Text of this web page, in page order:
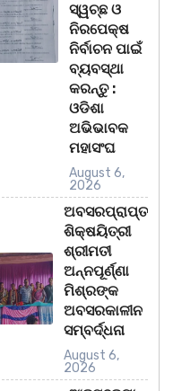
ସ୍ୱଚ୍ଛ ଓ
ନିରପେକ୍ଷ
ନିର୍ବାଚନ ପାଇଁ
ବ୍ୟବସ୍ଥା
କରନ୍ତୁ :
ଓଡିଶା
ଅଭିଭାବକ
ମହାସଂଘ
August 6,
2026
ଅବସରପ୍ରାପ୍ତ
ଶିକ୍ଷୟିତ୍ରୀ
ଶ୍ରୀମତୀ
ଅନ୍ନପୂର୍ଣ୍ଣା
ମିଶ୍ରଙ୍କ
ଅବସରକାଳୀନ
ସମ୍ବର୍ଦ୍ଧନା
August 6,
2026